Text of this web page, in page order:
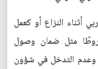
أثناء النزاع أو كعمل
مثل ضمان وصول
وعدم التدخل في شؤون